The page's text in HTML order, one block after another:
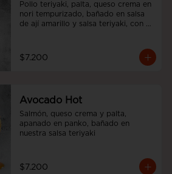
Pollo teriyaki, palta, queso crema en
nori tempurizado, bañado en salsa
de ají amarillo y salsa teriyaki, con
$7.200
Avocado Hot
Salmón, queso crema y palta,
apanado en panko, bañado en
nuestra salsa teriyaki
$7.200